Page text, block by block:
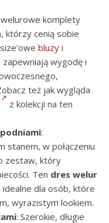
komplety
którzy cenią sobie
bluzy i
wygodę i
też jak wygląda
z kolekcji na ten
:
stanem, w połączeniu
zestaw, który
Ten dres welur
idealne dla osób, które
wyrazistym lookiem.
: Szerokie, długie